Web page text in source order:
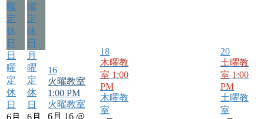
曜
定
休
日
日
曜
定
休
日
曜
定
休
日
月
曜
定
休
日
16
火曜教室
1:00 PM
火曜教室
6月 16 @
18
木曜教
室 1:00
PM
木曜教
室
20
土曜教
室 1:00
PM
土曜教
室